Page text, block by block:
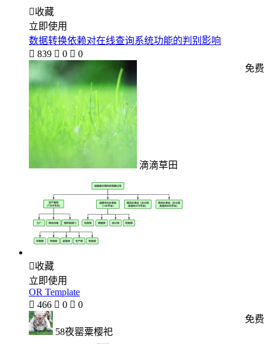
收藏
立即使用
数据转换依赖对在线查询系统功能的判别影响
 839  0  0
滴滴草田
免费
收藏
立即使用
OR Template
 466  0  0
58夜罂粟樱祀
免费